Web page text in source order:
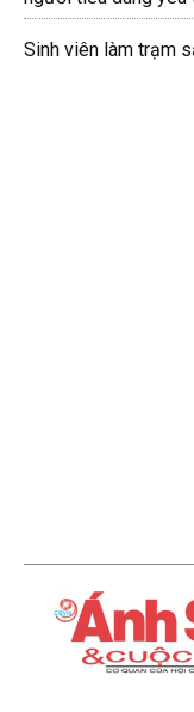
Sinh viên làm trạm